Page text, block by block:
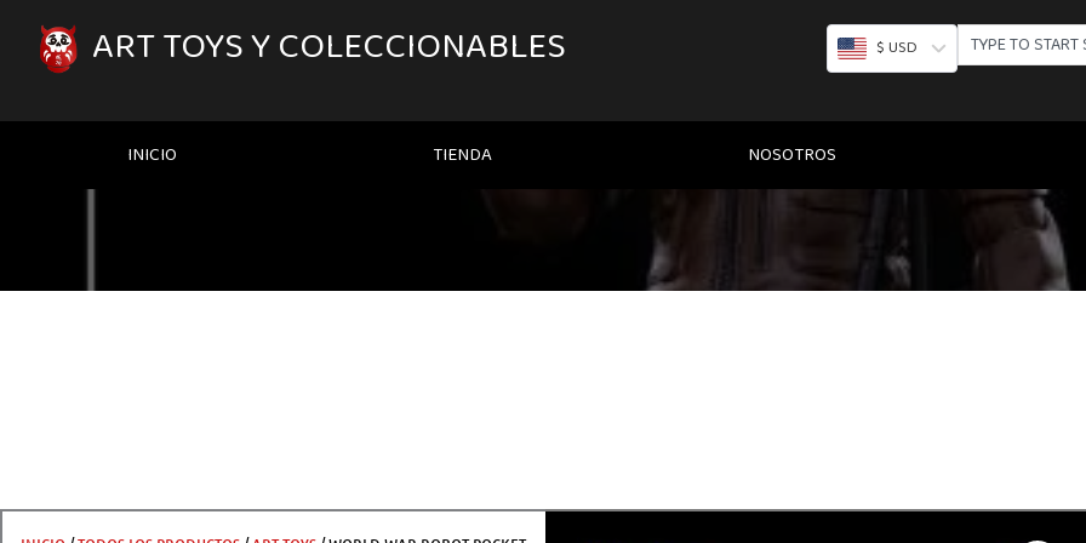
CONTENIDO ART TOYS Y COLECCIONABLES $ USD
SEARCH
INICIO TIENDA NOSOTROS